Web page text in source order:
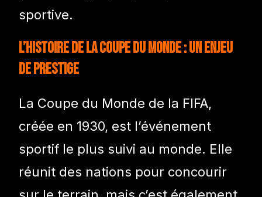
sportive.
L’Histoire de la Coupe du Monde : Un Enjeu
de Prestige
La Coupe du Monde de la FIFA,
créée en 1930, est l’événement
sportif le plus suivi au monde. Elle
réunit des nations pour concourir